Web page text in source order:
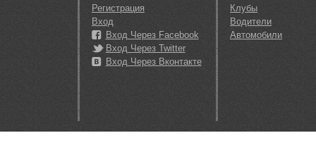
Регистрация
Вход
Вход Через Facebook
Вход Через Twitter
Вход Через Вконтакте
Клубы
Водители
Автомобили